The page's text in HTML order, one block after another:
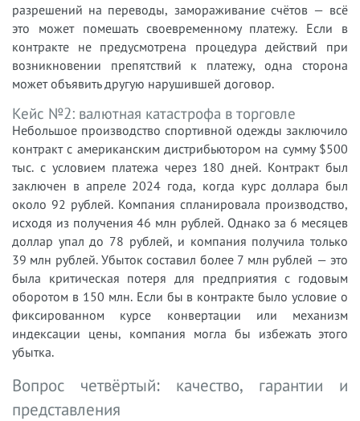
разрешений на переводы, замораживание счётов — всё
это может помешать своевременному платежу. Если в
контракте не предусмотрена процедура действий при
возникновении препятствий к платежу, одна сторона
может объявить другую нарушившей договор.
Кейс №2: валютная катастрофа в торговле
Небольшое производство спортивной одежды заключило
контракт с американским дистрибьютором на сумму $500
тыс. с условием платежа через 180 дней. Контракт был
заключен в апреле 2024 года, когда курс доллара был
около 92 рублей. Компания спланировала производство,
исходя из получения 46 млн рублей. Однако за 6 месяцев
доллар упал до 78 рублей, и компания получила только
39 млн рублей. Убыток составил более 7 млн рублей — это
была критическая потеря для предприятия с годовым
оборотом в 150 млн. Если бы в контракте было условие о
фиксированном курсе конвертации или механизм
индексации цены, компания могла бы избежать этого
убытка.
Вопрос четвёртый: качество, гарантии и
представления